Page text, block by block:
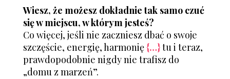
Wiesz, że możesz dokładnie tak samo czuć
się w miejscu, w którym jesteś?
Co więcej, jeśli nie zaczniesz dbać o swoje
szczęście, energię, harmonię{…}tu i teraz,
prawdopodobnie nigdy nie trafisz do
„domu z marzeń”.